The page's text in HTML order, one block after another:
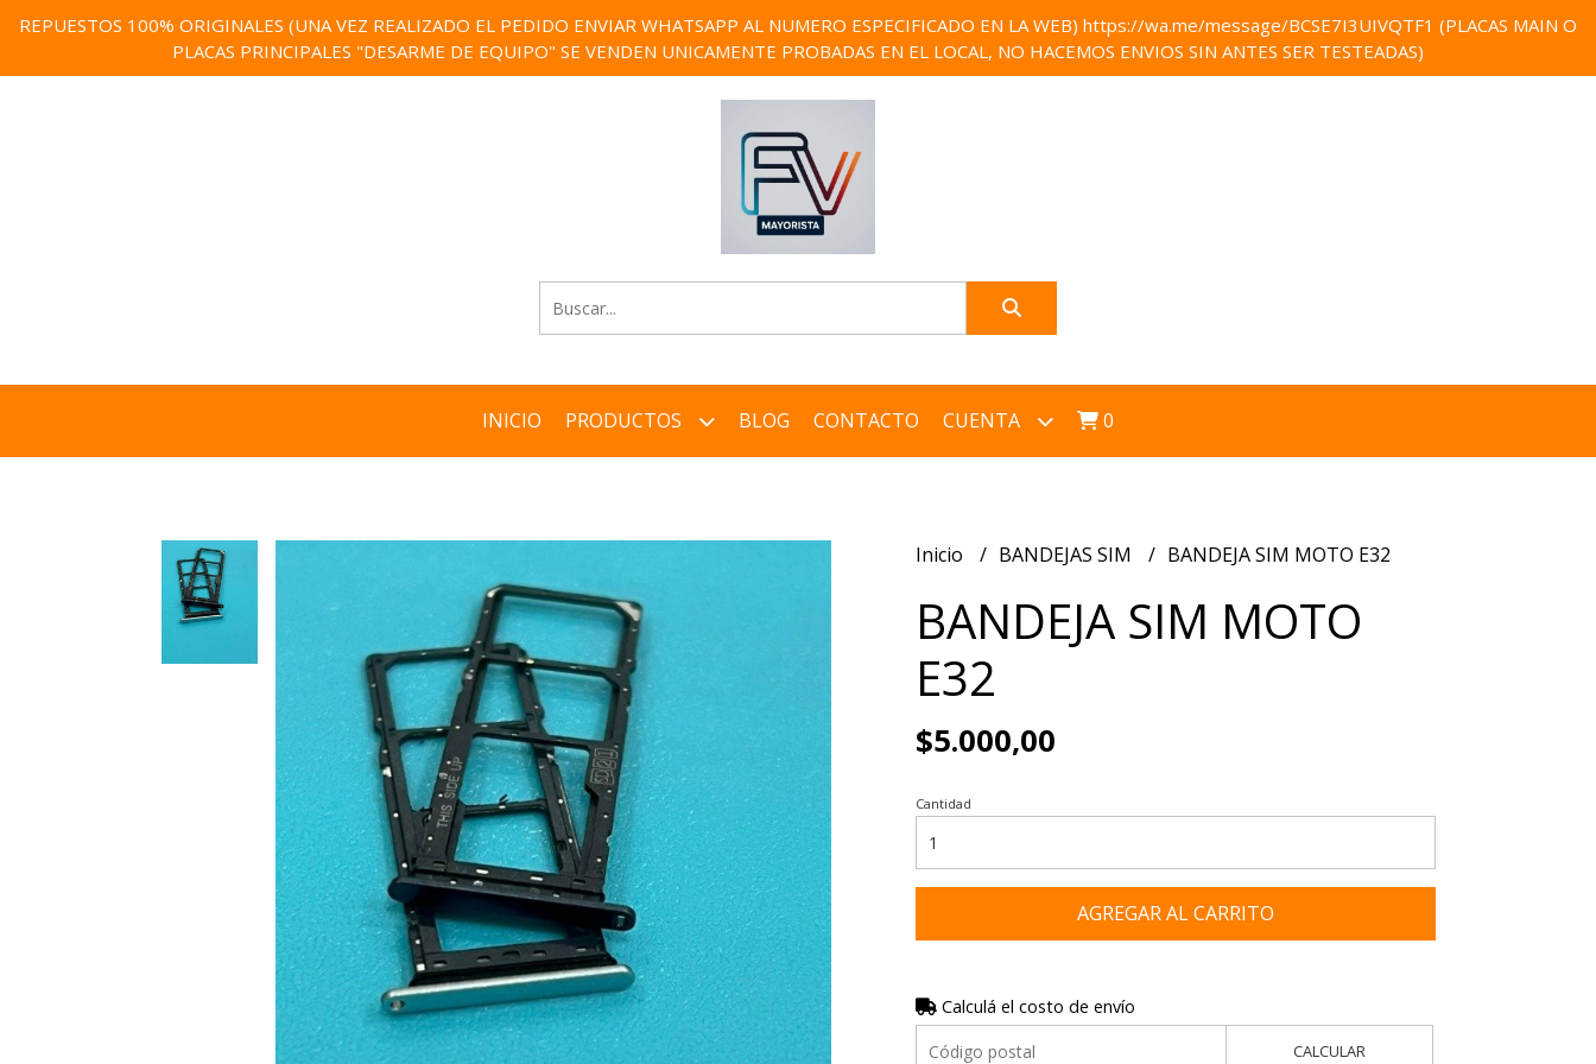
REPUESTOS 100% ORIGINALES (UNA VEZ REALIZADO EL PEDIDO ENVIAR WHATSAPP AL NUMERO ESPECIFICADO EN LA WEB) https://wa.me/message/BCSE7I3UIVQTF1 (PLACAS MAIN O
PLACAS PRINCIPALES "DESARME DE EQUIPO" SE VENDEN UNICAMENTE PROBADAS EN EL LOCAL, NO HACEMOS ENVIOS SIN ANTES SER TESTEADAS)
INICIO PRODUCTOS BLOG CONTACTO CUENTA 0
Inicio BANDEJAS SIM BANDEJA SIM MOTO E32
BANDEJA SIM MOTO
E32
$5.000,00
Cantidad
AGREGAR AL CARRITO
Calculá el costo de envío
CALCULAR